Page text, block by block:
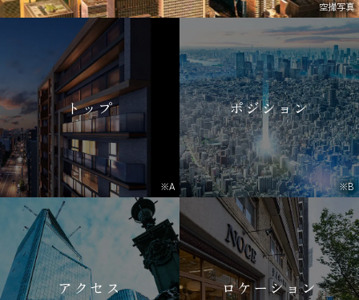
空撮写真
トップ
※A
ポジション
※B
アクセス ロケーション